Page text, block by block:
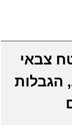
צבאי
הגבלות